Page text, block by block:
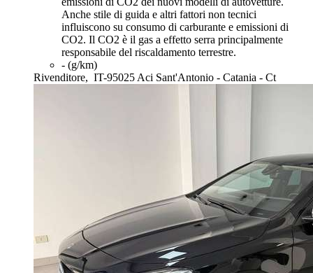
Anche stile di guida e altri fattori non tecnici
influiscono su consumo di carburante e emissioni di
CO2. Il CO2 è il gas a effetto serra principalmente
responsabile del riscaldamento terrestre.
- (g/km)
Rivenditore, IT-95025 Aci Sant'Antonio - Catania - Ct